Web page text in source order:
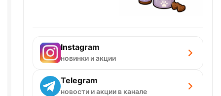
Instagram
новинки и акции
Telegram
новости и акции в канале